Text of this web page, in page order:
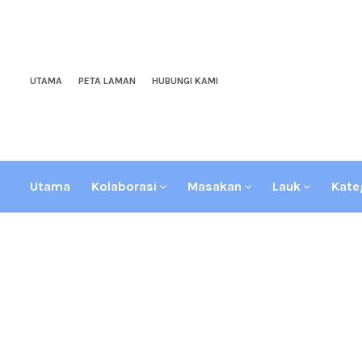
UTAMA PETA LAMAN HUBUNGI KAMI
Utama Kolaborasi Masakan Lauk